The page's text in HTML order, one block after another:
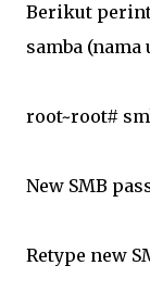
Berikut
samba
root~root#
New SMB
Retype new